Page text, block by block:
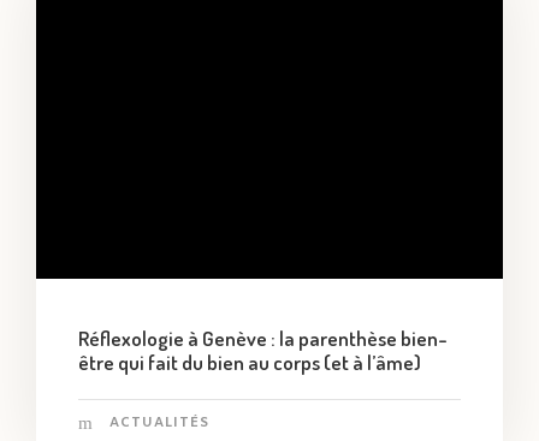
Réflexologie à Genève : la parenthèse bien-
être qui fait du bien au corps (et à l’âme)
ACTUALITÉS